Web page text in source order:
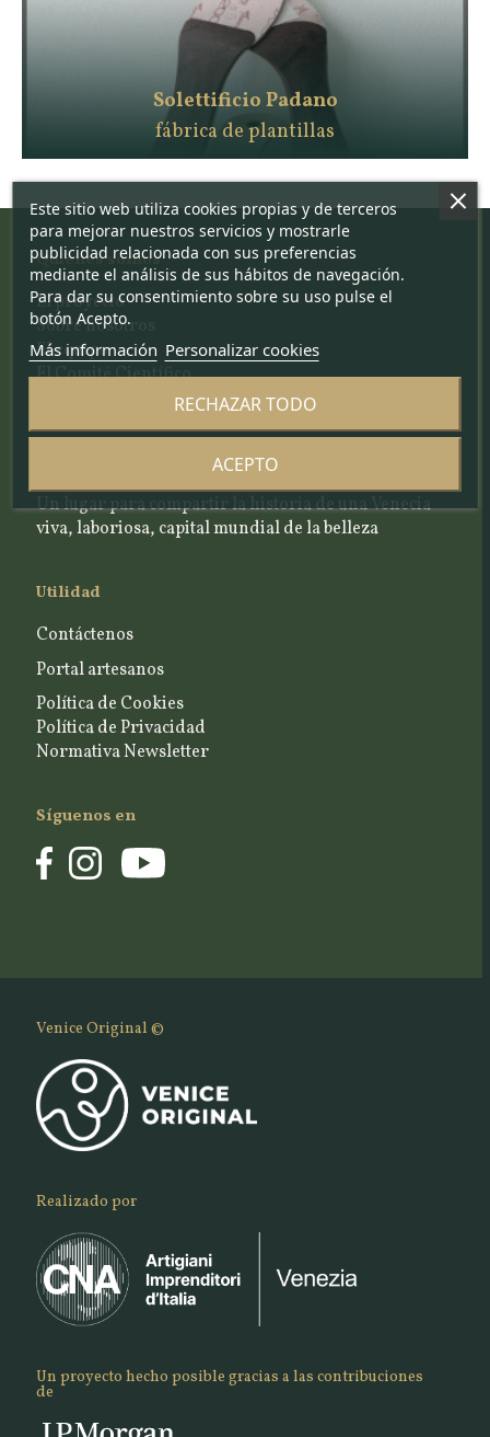
Solettificio Padano
fábrica de plantillas
Quiénes somos
El proyecto
Sobre nosotros
El equipo
El Comité Científico
Nuestros criterios de selección
Blog y artículos de noticias
Un lugar para compartir la historia de una Venecia
viva, laboriosa, capital mundial de la belleza
Utilidad
Contáctenos
Portal artesanos
Política de Cookies
Política de Privacidad
Normativa Newsletter
Síguenos en
Venice Original ©
Realizado por
Un proyecto hecho posible gracias a las contribuciones
de
Este sitio web utiliza cookies propias y de terceros
para mejorar nuestros servicios y mostrarle
publicidad relacionada con sus preferencias
mediante el análisis de sus hábitos de navegación.
Para dar su consentimiento sobre su uso pulse el
botón Acepto.
Más información Personalizar cookies
RECHAZAR TODO
ACEPTO